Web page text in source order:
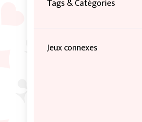
Tags & Catégories
Jeux connexes